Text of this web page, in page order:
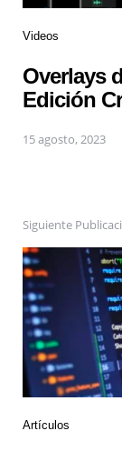
Videos
Overlays
Edición
15 agosto, 2023
Siguiente
Artículos